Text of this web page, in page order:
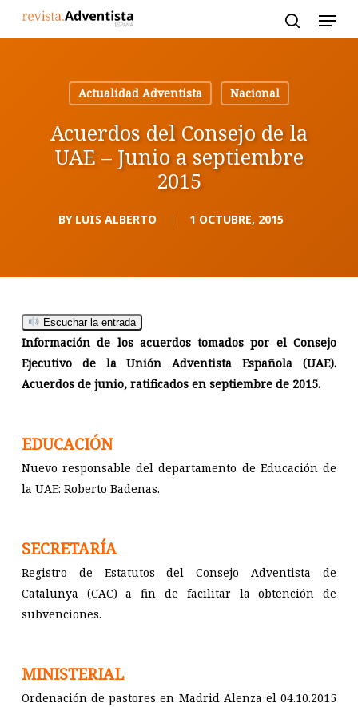
Actualidad Adventista
Nacional
Acuerdos del Consejo de la
UAE – Junio a septiembre
2015
BY LUIS ALBERTO 1 OCTUBRE, 2015
Escuchar la entrada
Información de los acuerdos tomados por el Consejo
Ejecutivo de la Unión Adventista Española (UAE).
Acuerdos de junio, ratificados en septiembre de 2015.
EDUCACIÓN
Nuevo responsable del departamento de Educación de
la UAE: Roberto Badenas.
SECRETARÍA
Registro de Estatutos del Consejo Adventista de
Catalunya (CAC) a fin de facilitar la obtención de
subvenciones.
MINISTERIAL
Ordenación de pastores en Madrid Alenza el 04.10.2015